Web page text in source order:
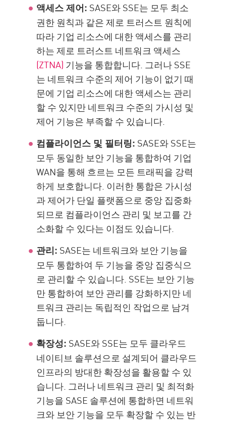
액세스 제어: SASE와 SSE는 모두 최소
권한 원칙과 같은 제로 트러스트 원칙에
따라 기업 리소스에 대한 액세스를 관리
하는 제로 트러스트 네트워크 액세스
(ZTNA) 기능을 통합합니다. 그러나 SSE
는 네트워크 수준의 제어 기능이 없기 때
문에 기업 리소스에 대한 액세스는 관리
할 수 있지만 네트워크 수준의 가시성 및
제어 기능은 부족할 수 있습니다.
컴플라이언스 및 필터링: SASE와 SSE는
모두 동일한 보안 기능을 통합하여 기업
WAN을 통해 흐르는 모든 트래픽을 강력
하게 보호합니다. 이러한 통합은 가시성
과 제어가 단일 플랫폼으로 중앙 집중화
되므로 컴플라이언스 관리 및 보고를 간
소화할 수 있다는 이점도 있습니다.
관리: SASE는 네트워크와 보안 기능을
모두 통합하여 두 기능을 중앙 집중식으
로 관리할 수 있습니다. SSE는 보안 기능
만 통합하여 보안 관리를 강화하지만 네
트워크 관리는 독립적인 작업으로 남겨
둡니다.
확장성: SASE와 SSE는 모두 클라우드
네이티브 솔루션으로 설계되어 클라우드
인프라의 방대한 확장성을 활용할 수 있
습니다. 그러나 네트워크 관리 및 최적화
기능을 SASE 솔루션에 통합하면 네트워
크와 보안 기능을 모두 확장할 수 있는 반